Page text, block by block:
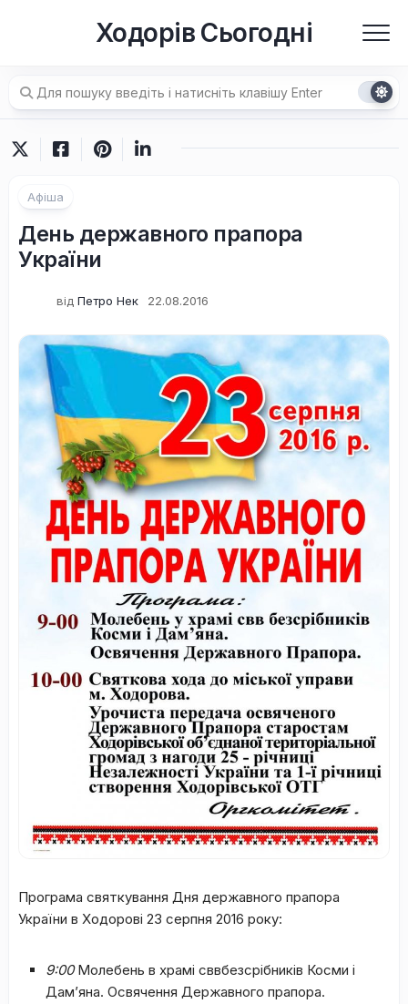
Ходорів Сьогодні
Афіша
День державного прапора
України
від Петро Нек 22.08.2016
Програма святкування Дня державного прапора
України в Ходорові 23 серпня 2016 року:
9:00Молебень в храмі сввбезсрібників Косми і
Дам’яна. Освячення Державного прапора.